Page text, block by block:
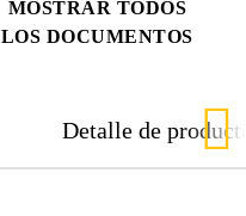
MOSTRAR TODOS
LOS DOCUMENTOS
Detalle de